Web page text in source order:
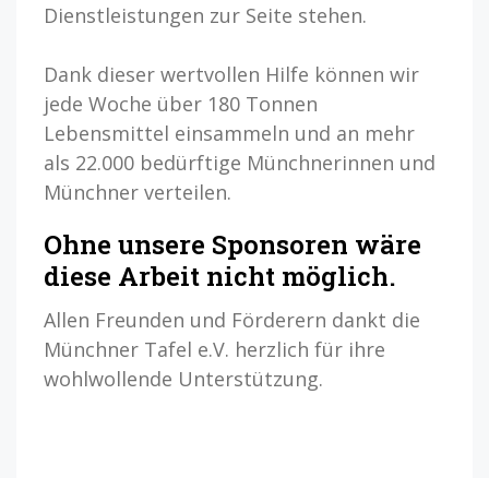
Dienstleistungen zur Seite stehen.
Dank dieser wertvollen Hilfe können wir
jede Woche über 180 Tonnen
Lebensmittel einsammeln und an mehr
als 22.000 bedürftige Münchnerinnen und
Münchner verteilen.
Ohne unsere Sponsoren wäre
diese Arbeit nicht möglich.
Allen Freunden und Förderern dankt die
Münchner Tafel e.V. herzlich für ihre
wohlwollende Unterstützung.